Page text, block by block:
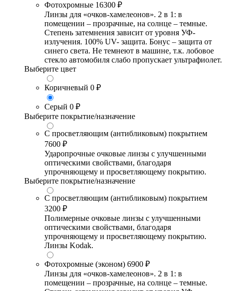
Фотохромные 16300 ₽
Линзы для «очков-хамелеонов». 2 в 1: в
помещении – прозрачные, на солнце – темные.
Степень затемнения зависит от уровня УФ-
излучения. 100% UV- защита. Бонус – защита от
синего света. Не темнеют в машине, т.к. лобовое
стекло автомобиля слабо пропускает ультрафиолет.
Выберите цвет
Коричневый 0 ₽
Серый 0 ₽
Выберите покрытие/назначение
С просветляющим (антибликовым) покрытием
7600 ₽
Ударопрочные очковые линзы с улучшенными
оптическими свойствами, благодаря
упрочняющему и просветляющему покрытию.
Выберите покрытие/назначение
С просветляющим (антибликовым) покрытием
3200 ₽
Полимерные очковые линзы с улучшенными
оптическими свойствами, благодаря
упрочняющему и просветляющему покрытию.
Линзы Kodak.
Фотохромные (эконом) 6900 ₽
Линзы для «очков-хамелеонов». 2 в 1: в
помещении – прозрачные, на солнце – темные.